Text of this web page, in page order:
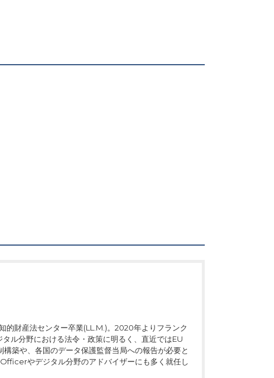
的財産法センター卒業(LL.M.)。2020年よりフランク
ル分野における法令・政策に明るく、直近ではEU
築や、各国のデータ保護監督当局への報告が必要と
やデジタル分野のアドバイザーにも多く就任し